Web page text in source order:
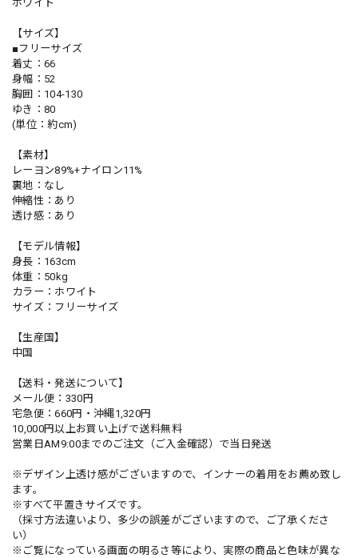
ホワイト
【サイズ】
■フリーサイズ
着丈：66
身幅：52
胸囲：104-130
ゆき：80
(単位：約cm)
【素材】
レーヨン89%+ナイロン11%
裏地：なし
伸縮性：あり
透け感：あり
【モデル情報】
身長：163cm
体重：50kg
カラー：ホワイト
サイズ：フリーサイズ
【生産国】
中国
【送料・発送について】
メール便：330円
宅急便：660円・沖縄1,320円
10,000円以上お買い上げで送料無料
営業日AM9:00までのご注文（ご入金確認）で当日発送
※デザイン上透け感がございますので、インナーの着用をお薦め致し
ます。
※すべて平置きサイズです。
（採寸方法違いより、多少の誤差がございますので、ご了承くださ
い）
※ご覧になっている画面の明るさ等により、実際の商品と色味が異な